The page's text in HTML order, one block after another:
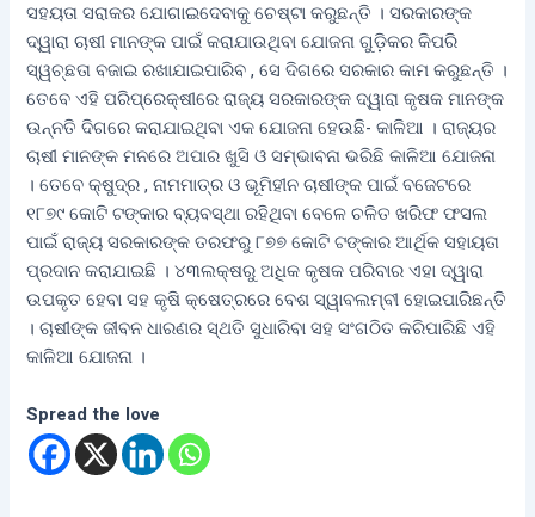
ସହୟତା ସରାକର ଯୋଗାଇଦେବାକୁ ଚେଷ୍ଟା କରୁଛନ୍ତି । ସରକାରଙ୍କ
ଦ୍ୱାରା ଚାଷୀ ମାନଙ୍କ ପାଇଁ କରାଯାଉଥିବା ଯୋଜନା ଗୁଡ଼ିକର କିପରି
ସ୍ୱଚ୍ଛତା ବଜାଇ ରଖାଯାଇପାରିବ , ସେ ଦିଗରେ ସରକାର କାମ କରୁଛନ୍ତି ।
ତେବେ ଏହି ପରିପ୍ରେକ୍ଷୀରେ ରାଜ୍ୟ ସରକାରଙ୍କ ଦ୍ୱାରା କୃଷକ ମାନଙ୍କ
ଉନ୍ନତି ଦିଗରେ କରାଯାଇଥିବା ଏକ ଯୋଜନା ହେଉଛି- କାଳିଆ । ରାଜ୍ୟର
ଚାଷୀ ମାନଙ୍କ ମନରେ ଅପାର ଖୁସି ଓ ସମ୍ଭାବନା ଭରିଛି କାଳିଆ ଯୋଜନା
। ତେବେ କ୍ଷୁଦ୍ର , ନାମମାତ୍ର ଓ ଭୂମିହୀନ ଚାଷୀଙ୍କ ପାଇଁ ବଜେଟରେ
୧୮୭୯ କୋଟି ଟଙ୍କାର ବ୍ୟବସ୍ଥା ରହିଥିବା ବେଳେ ଚଳିତ ଖରିଫ ଫସଲ
ପାଇଁ ରାଜ୍ୟ ସରକାରଙ୍କ ତରଫରୁ ୮୭୭ କୋଟି ଟଙ୍କାର ଆର୍ଥିକ ସହାୟତା
ପ୍ରଦାନ କରାଯାଇଛି । ୪୩ଲକ୍ଷରୁ ଅଧିକ କୃଷକ ପରିବାର ଏହା ଦ୍ୱାରା
ଉପକୃତ ହେବା ସହ କୃଷି କ୍ଷେତ୍ରରେ ବେଶ ସ୍ୱାବଲମ୍ବୀ ହୋଇପାରିଛନ୍ତି
। ଚାଷୀଙ୍କ ଜୀବନ ଧାରଣର ସ୍ଥତି ସୁଧାରିବା ସହ ସଂଗଠିତ କରିପାରିଛି ଏହି
କାଳିଆ ଯୋଜନା ।
Spread the love